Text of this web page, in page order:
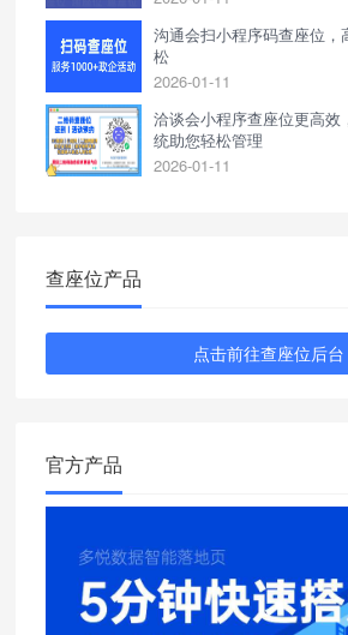
沟通会扫小程序码查座位，
松
2026-01-11
洽谈会小程序查座位更高效
统助您轻松管理
2026-01-11
查座位产品
点击前往查座位后台
官方产品